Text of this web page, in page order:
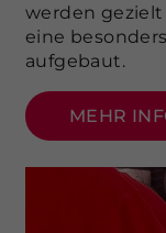
werden
eine
aufgebaut.
MEHR